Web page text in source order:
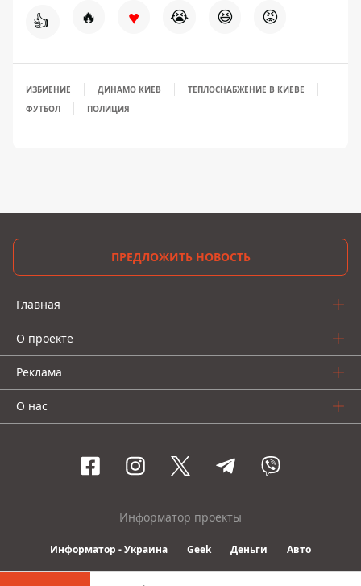
👍 🔥 ♥ 😭 😆 😡
ИЗБИЕНИЕ ДИНАМО КИЕВ
ТЕПЛОСНАБЖЕНИЕ В КИЕВЕ
ФУТБОЛ
ПОЛИЦИЯ
ПРЕДЛОЖИТЬ НОВОСТЬ
Главная
О проекте
Реклама
О нас
Информатор проекты
Информатор - Украина Geek Деньги Авто